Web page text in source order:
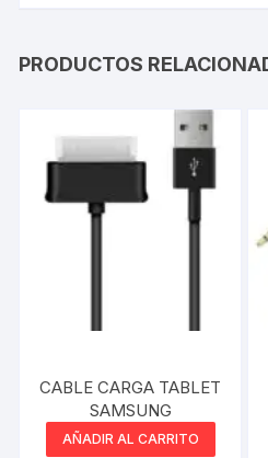
PRODUCTOS
CABLE CARGA TABLET
SAMSUNG
AÑADIR AL CARRITO